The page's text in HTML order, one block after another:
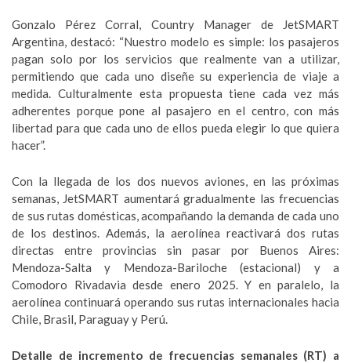
Gonzalo Pérez Corral, Country Manager de JetSMART
Argentina, destacó: “Nuestro modelo es simple: los pasajeros
pagan solo por los servicios que realmente van a utilizar,
permitiendo que cada uno diseñe su experiencia de viaje a
medida. Culturalmente esta propuesta tiene cada vez más
adherentes porque pone al pasajero en el centro, con más
libertad para que cada uno de ellos pueda elegir lo que quiera
hacer”.
Con la llegada de los dos nuevos aviones, en las próximas
semanas, JetSMART aumentará gradualmente las frecuencias
de sus rutas domésticas, acompañando la demanda de cada uno
de los destinos. Además, la aerolínea reactivará dos rutas
directas entre provincias sin pasar por Buenos Aires:
Mendoza-Salta y Mendoza-Bariloche (estacional) y a
Comodoro Rivadavia desde enero 2025. Y en paralelo, la
aerolínea continuará operando sus rutas internacionales hacia
Chile, Brasil, Paraguay y Perú.
Detalle de incremento de frecuencias semanales (RT) a